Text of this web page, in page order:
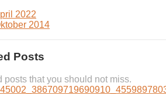
2022
2014
Posts
posts that you should not miss.